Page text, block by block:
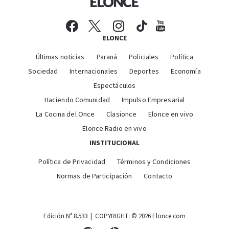
ELONCE
Últimas noticias Paraná Policiales
Política
Sociedad
Internacionales Deportes
Economía
Espectáculos
Haciendo Comunidad
Impulso Empresarial
La Cocina del Once
Clasionce
Elonce en vivo
Elonce Radio en vivo
INSTITUCIONAL
Política de Privacidad
Términos y Condiciones
Normas de Participación
Contacto
Edición N° 8.533 | COPYRIGHT: © 2026 Elonce.com